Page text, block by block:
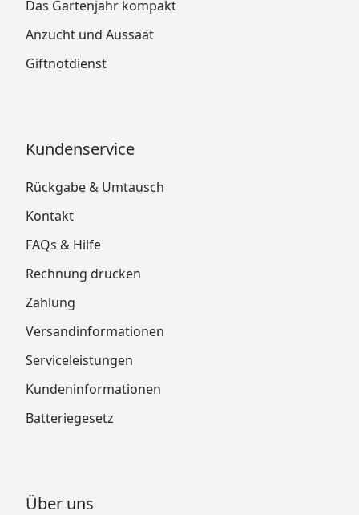
Das Gartenjahr kompakt
Anzucht und Aussaat
Giftnotdienst
Kundenservice
Rückgabe & Umtausch
Kontakt
FAQs & Hilfe
Rechnung drucken
Zahlung
Versandinformationen
Serviceleistungen
Kundeninformationen
Batteriegesetz
Über uns